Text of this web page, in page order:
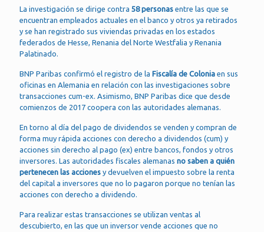
La investigación se dirige contra 58 personas entre las que se
encuentran empleados actuales en el banco y otros ya retirados
y se han registrado sus viviendas privadas en los estados
federados de Hesse, Renania del Norte Westfalia y Renania
Palatinado.
BNP Paribas confirmó el registro de la Fiscalía de Colonia en sus
oficinas en Alemania en relación con las investigaciones sobre
transacciones cum-ex. Asimismo, BNP Paribas dice que desde
comienzos de 2017 coopera con las autoridades alemanas.
En torno al día del pago de dividendos se venden y compran de
forma muy rápida acciones con derecho a dividendos (cum) y
acciones sin derecho al pago (ex) entre bancos, fondos y otros
inversores. Las autoridades fiscales alemanas no saben a quién
pertenecen las acciones y devuelven el impuesto sobre la renta
del capital a inversores que no lo pagaron porque no tenían las
acciones con derecho a dividendo.
Para realizar estas transacciones se utilizan ventas al
descubierto, en las que un inversor vende acciones que no